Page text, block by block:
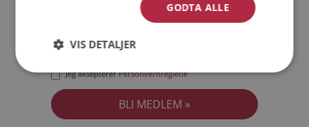
Jeg akseptererPersonvernreglene
GODTA ALLE
VIS DETALJER